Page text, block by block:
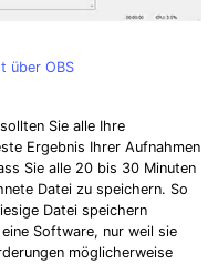
über OBS
Sie alle Ihre
Ergebnis Ihrer Aufnahmen
Sie alle 20 bis 30 Minuten
Datei zu speichern. So
Datei speichern
Software, nur weil sie
möglicherweise